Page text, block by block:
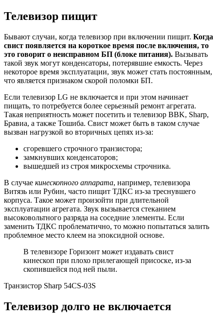
Телевизор пищит
Бывают случаи, когда телевизор при включении пищит. Когда
свист появляется на короткое время после включения, то
это говорит о неисправном БП (блоке питания). Вызывать
такой звук могут конденсаторы, потерявшие емкость. Через
некоторое время эксплуатации, звук может стать постоянным,
что является признаком скорой поломки БП.
Если телевизор LG не включается и при этом начинает
пищать, то потребуется более серьезный ремонт агрегата.
Такая неприятность может посетить и телевизор BBK, Sharp,
Бравиа, а также Тошиба. Свист может быть в таком случае
вызван нагрузкой во вторичных цепях из-за:
сгоревшего строчного транзистора;
замкнувших конденсаторов;
вышедшей из строя микросхемы строчника.
В случае кинескопного аппарата, например, телевизора
Витязь или Рубин, часто пищит ТДКС из-за треснувшего
корпуса. Такое может произойти при длительной
эксплуатации агрегата. Звук вызывается стеканием
высоковольтного разряда на соседние элементы. Если
заменить ТДКС проблематично, то можно попытаться залить
проблемное место клеем на эпоксидной основе.
В телевизоре Горизонт может издавать свист
кинескоп при плохо прилегающей присоске, из-за
скопившейся под ней пыли.
Транзистор Sharp 54CS-03S
Телевизор долго не включается